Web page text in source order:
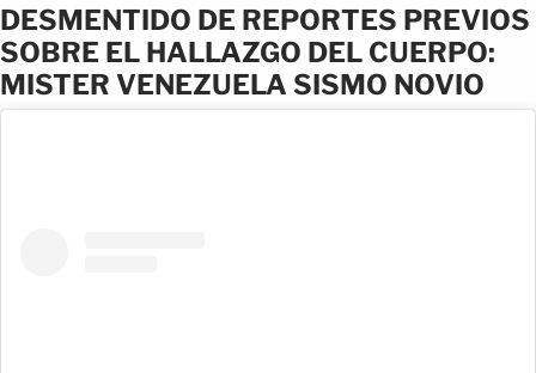
DESMENTIDO DE REPORTES PREVIOS
SOBRE EL HALLAZGO DEL CUERPO:
MISTER VENEZUELA SISMO NOVIO